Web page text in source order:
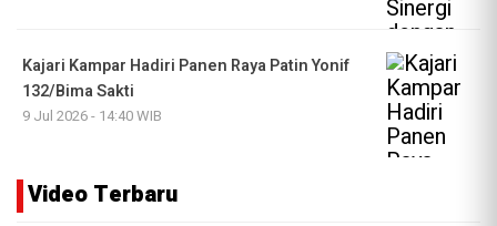
Kajari Kampar Hadiri Panen Raya Patin Yonif
132/Bima Sakti
9 Jul 2026 - 14:40 WIB
Video Terbaru